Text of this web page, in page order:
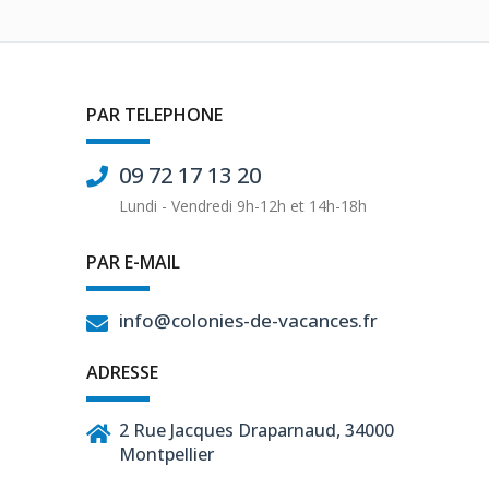
PAR TELEPHONE
09 72 17 13 20
Lundi - Vendredi 9h-12h et 14h-18h
PAR E-MAIL
info@colonies-de-vacances.fr
ADRESSE
2 Rue Jacques Draparnaud, 34000
Montpellier